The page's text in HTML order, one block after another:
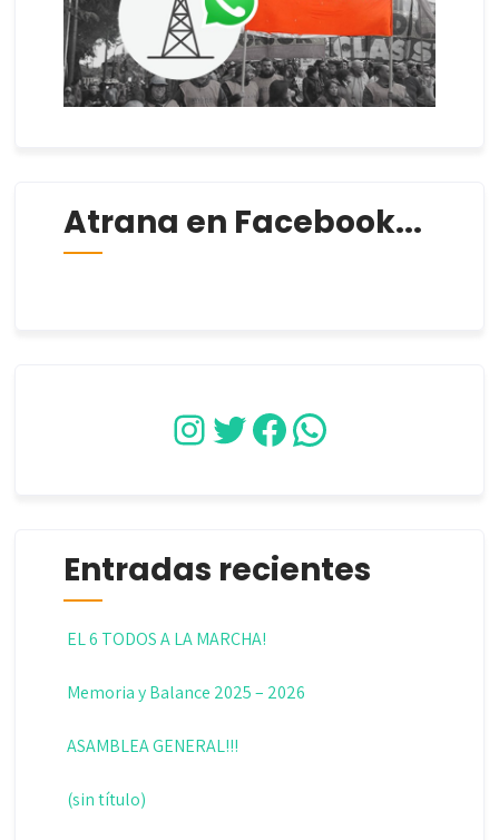
Atrana en Facebook...
Instagram
Twitter
Facebook
WhatsApp
Entradas recientes
EL 6 TODOS A LA MARCHA!
Memoria y Balance 2025 – 2026
ASAMBLEA GENERAL!!!
(sin título)